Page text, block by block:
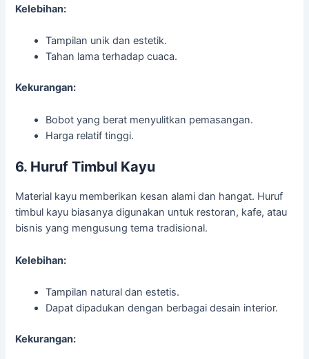
Kelebihan:
Tampilan unik dan estetik.
Tahan lama terhadap cuaca.
Kekurangan:
Bobot yang berat menyulitkan pemasangan.
Harga relatif tinggi.
6. Huruf Timbul Kayu
Material kayu memberikan kesan alami dan hangat. Huruf
timbul kayu biasanya digunakan untuk restoran, kafe, atau
bisnis yang mengusung tema tradisional.
Kelebihan:
Tampilan natural dan estetis.
Dapat dipadukan dengan berbagai desain interior.
Kekurangan: